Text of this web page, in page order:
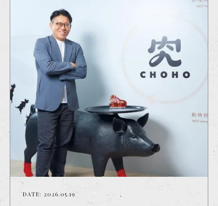
DATE: 2026.05.19